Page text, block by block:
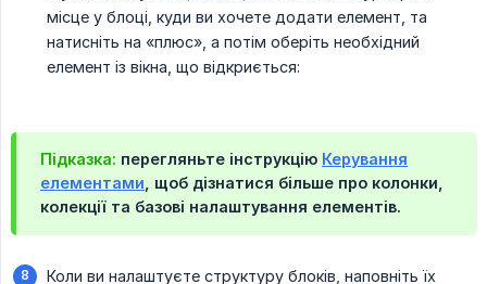
місце у блоці, куди ви хочете додати елемент, та
натисніть на «плюс», а потім оберіть необхідний
елемент із вікна, що відкриється:
Підказка: перегляньте інструкцію Керування
елементами , щоб дізнатися більше про колонки,
колекції та базові налаштування елементів.
Коли ви налаштуєте структуру блоків, наповніть їх